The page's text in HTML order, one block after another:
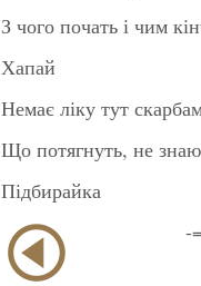
З чого почать і чим
Хапай
Немає ліку тут
Що потягнуть, не
Підбирайка
-